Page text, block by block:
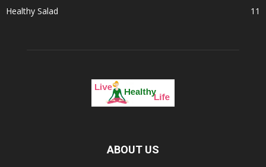
Healthy Salad
11
ABOUT US